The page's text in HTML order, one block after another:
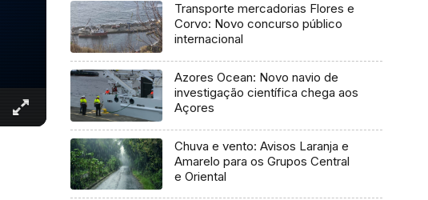
Transporte mercadorias Flores e
Corvo: Novo concurso público
internacional
Azores Ocean: Novo navio de
investigação científica chega aos
Açores
Chuva e vento: Avisos Laranja e
Amarelo para os Grupos Central
e Oriental